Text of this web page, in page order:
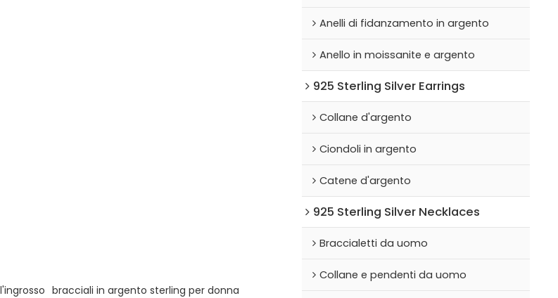
bracciali in argento sterling per donna
Anelli di fidanzamento in argento
Anello in moissanite e argento
925 Sterling Silver Earrings
Collane d'argento
Ciondoli in argento
Catene d'argento
925 Sterling Silver Necklaces
Braccialetti da uomo
Collane e pendenti da uomo